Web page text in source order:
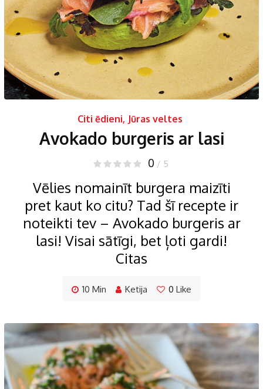
Citi ēdieni, Jūras veltes
Avokado burgeris ar lasi
0 / 5
Vēlies nomainīt burgera maizīti
pret kaut ko citu? Tad šī recepte ir
noteikti tev – Avokado burgeris ar
lasi! Visai sātīgi, bet ļoti gardi!
Citas
10 Min Ketija 0 Like